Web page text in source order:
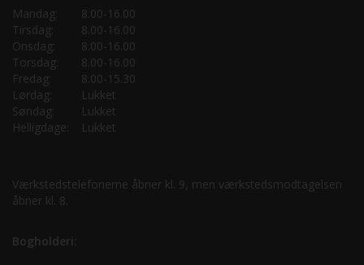
Mandag:
8.00-16.00
Tirsdag:
8.00-16.00
Onsdag:
8.00-16.00
Torsdag:
8.00-16.00
Fredag:
8.00-15.30
Lørdag:
Lukket
Søndag:
Lukket
Helligdage:
Lukket
Værkstedstelefonerne åbner kl. 9, men værkstedsmodtagelsen
åbner kl. 8.
Bogholderi: